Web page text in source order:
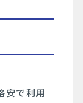
安で利用